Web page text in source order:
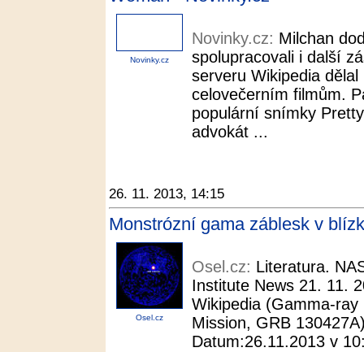
Novinky.cz
Novinky.cz: Milchan
spolupracovali i další
serveru Wikipedia
celovečerním filmům.
populární snímky
advokát ...
26. 11. 2013, 14:15
Monstrózní gama záblesk v
Osel.cz
Osel.cz: Literatura.
Institute News 21. 11.
Wikipedia (Gamma-
Mission, GRB
Datum:26.11.2013 v